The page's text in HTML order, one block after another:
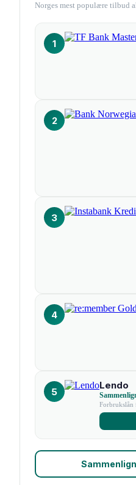
Norges mest populære tilbud
1
2
3
4
5
Lendo